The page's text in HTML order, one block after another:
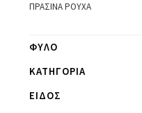
ΠΡΑΣΙΝΑ ΡΟΥΧΑ
ΦΥΛΟ
ΚΑΤΗΓΟΡΙΑ
ΕΙΔΟΣ